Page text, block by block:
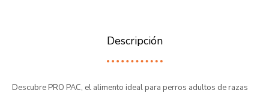
Descripción
Descubre PRO PAC, el alimento ideal para perros adultos de razas